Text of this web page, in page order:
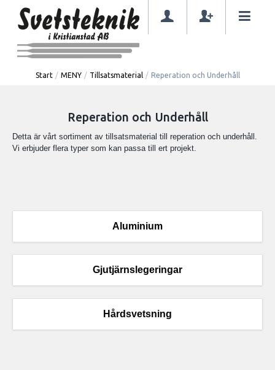
Start / MENY / Tillsatsmaterial / Reperation och Underhåll
Reperation och Underhåll
Detta är vårt sortiment av tillsatsmaterial till reperation och underhåll.
Vi erbjuder flera typer som kan passa till ert projekt.
Aluminium
Gjutjärnslegeringar
Hårdsvetsning